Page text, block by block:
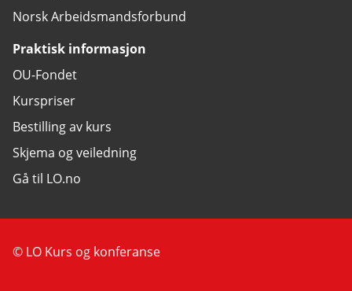
Norsk Arbeidsmandsforbund
Praktisk informasjon
OU-Fondet
Kurspriser
Bestilling av kurs
Skjema og veiledning
Gå til LO.no
© LO Kurs og konferanse